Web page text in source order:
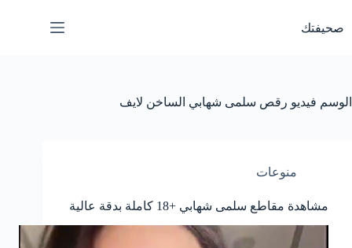
المحتوى
صحيفتك
الوسم فيديو رقص سلمى شهابي الساخن لايف
منوعات
مشاهدة مقاطع سلمى شهابي +18 كاملة بدقة عالية